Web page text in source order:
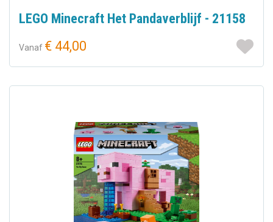
LEGO Minecraft Het Pandaverblijf - 21158
Vanaf € 44,00